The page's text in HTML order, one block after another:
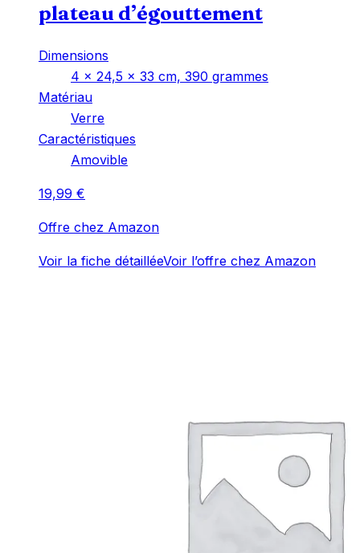
plateau d’égouttement
Dimensions
‎4 x 24,5 x 33 cm, 390 grammes
Matériau
‎Verre
Caractéristiques
‎Amovible
19,99 €
Offre chez Amazon
Voir la fiche détailléeVoir l’offre chez Amazon